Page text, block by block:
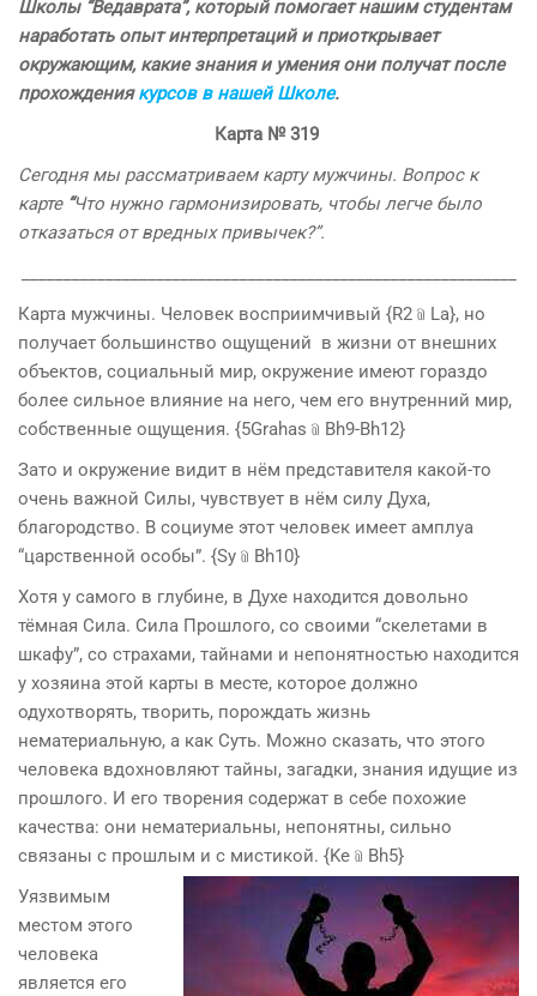
Школы “Ведаврата”, который помогает нашим студентам
наработать опыт интерпретаций и приоткрывает
окружающим, какие знания и умения они получат после
прохождениякурсов в нашей Школе.
Карта № 319
Сегодня мы рассматриваем карту мужчины. Вопрос к
карте “Что нужно гармонизировать, чтобы легче было
отказаться от вредных привычек?”.
Карта мужчины. Человек восприимчивый {R2﹫La}, но
получает большинство ощущений в жизни от внешних
объектов, социальный мир, окружение имеют гораздо
более сильное влияние на него, чем его внутренний мир,
собственные ощущения. {5Grahas﹫Bh9-Bh12}
Зато и окружение видит в нём представителя какой-то
очень важной Силы, чувствует в нём силу Духа,
благородство. В социуме этот человек имеет амплуа
“царственной особы”. {Sy﹫Bh10}
Хотя у самого в глубине, в Духе находится довольно
тёмная Сила. Сила Прошлого, со своими “скелетами в
шкафу”, со страхами, тайнами и непонятностью находится
у хозяина этой карты в месте, которое должно
одухотворять, творить, порождать жизнь
нематериальную, а как Суть. Можно сказать, что этого
человека вдохновляют тайны, загадки, знания идущие из
прошлого. И его творения содержат в себе похожие
качества: они нематериальны, непонятны, сильно
связаны с прошлым и с мистикой. {Ke﹫Bh5}
Уязвимым
местом этого
человека
является его